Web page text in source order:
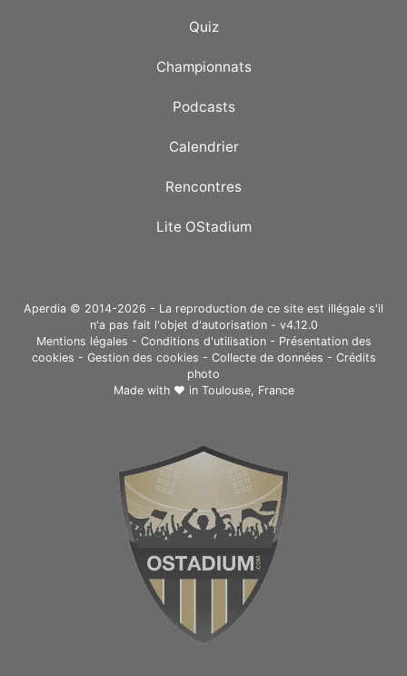
Quiz
Championnats
Podcasts
Calendrier
Rencontres
Lite OStadium
Aperdia © 2014-2026 - La reproduction de ce site est illégale s'il
n'a pas fait l'objet d'autorisation - v4.12.0
Mentions légales - Conditions d'utilisation- Présentation des
cookies - Gestion des cookies - Collecte de données - Crédits
photo
Made with ❤ in Toulouse, France